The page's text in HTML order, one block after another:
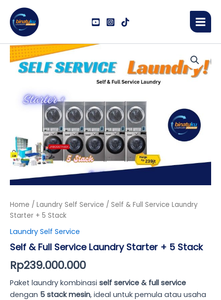
content
Main
Home / Laundry Self Service / Self & Full Service Laundry
Starter + 5 Stack
Laundry Self Service
Self & Full Service Laundry Starter + 5 Stack
Rp239.000.000
Paket laundry kombinasi self service & full service
dengan 5 stack mesin, ideal untuk pemula atau usaha
Self
&
Full
Starter
quantity